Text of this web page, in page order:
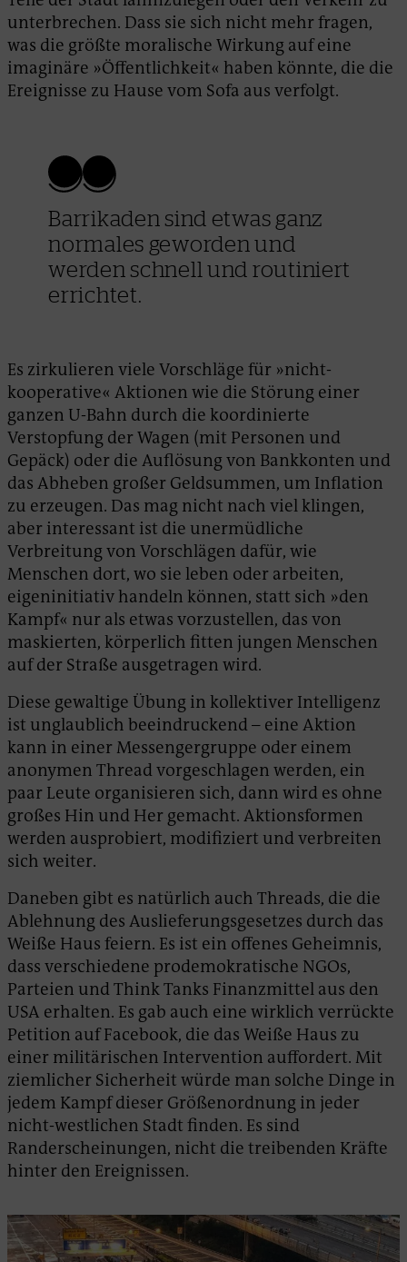
unterbrechen. Dass sie sich nicht mehr fragen,
was die größte moralische Wirkung auf eine
imaginäre »Öffentlichkeit« haben könnte, die die
Ereignisse zu Hause vom Sofa aus verfolgt.
Barrikaden sind etwas ganz
normales geworden und
werden schnell und routiniert
errichtet.
Es zirkulieren viele Vorschläge für »nicht-
kooperative« Aktionen wie die Störung einer
ganzen U-Bahn durch die koordinierte
Verstopfung der Wagen (mit Personen und
Gepäck) oder die Auflösung von Bankkonten und
das Abheben großer Geldsummen, um Inflation
zu erzeugen. Das mag nicht nach viel klingen,
aber interessant ist die unermüdliche
Verbreitung von Vorschlägen dafür, wie
Menschen dort, wo sie leben oder arbeiten,
eigeninitiativ handeln können, statt sich »den
Kampf« nur als etwas vorzustellen, das von
maskierten, körperlich fitten jungen Menschen
auf der Straße ausgetragen wird.
Diese gewaltige Übung in kollektiver Intelligenz
ist unglaublich beeindruckend – eine Aktion
kann in einer Messengergruppe oder einem
anonymen Thread vorgeschlagen werden, ein
paar Leute organisieren sich, dann wird es ohne
großes Hin und Her gemacht. Aktionsformen
werden ausprobiert, modifiziert und verbreiten
sich weiter.
Daneben gibt es natürlich auch Threads, die die
Ablehnung des Auslieferungsgesetzes durch das
Weiße Haus feiern. Es ist ein offenes Geheimnis,
dass verschiedene prodemokratische NGOs,
Parteien und Think Tanks Finanzmittel aus den
USA erhalten. Es gab auch eine wirklich verrückte
Petition auf Facebook, die das Weiße Haus zu
einer militärischen Intervention auffordert. Mit
ziemlicher Sicherheit würde man solche Dinge in
jedem Kampf dieser Größenordnung in jeder
nicht-westlichen Stadt finden. Es sind
Randerscheinungen, nicht die treibenden Kräfte
hinter den Ereignissen.